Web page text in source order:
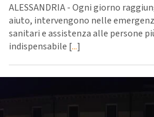
ALESSANDRIA - Ogni giorno
aiuto, intervengono nelle
sanitari e assistenza alle persone
indispensabile [...]